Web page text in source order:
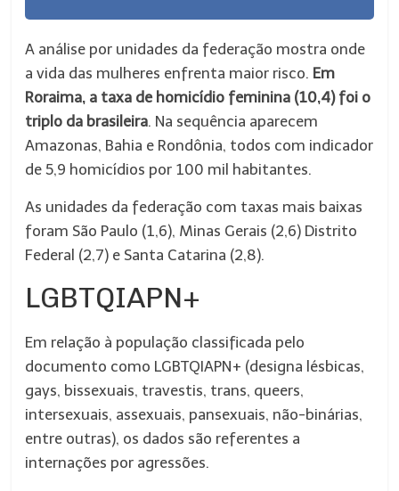
A análise por unidades da federação mostra onde
a vida das mulheres enfrenta maior risco. Em
Roraima, a taxa de homicídio feminina (10,4) foi o
triplo da brasileira. Na sequência aparecem
Amazonas, Bahia e Rondônia, todos com indicador
de 5,9 homicídios por 100 mil habitantes.
As unidades da federação com taxas mais baixas
foram São Paulo (1,6), Minas Gerais (2,6) Distrito
Federal (2,7) e Santa Catarina (2,8).
LGBTQIAPN+
Em relação à população classificada pelo
documento como LGBTQIAPN+ (designa lésbicas,
gays, bissexuais, travestis, trans, queers,
intersexuais, assexuais, pansexuais, não-binárias,
entre outras), os dados são referentes a
internações por agressões.